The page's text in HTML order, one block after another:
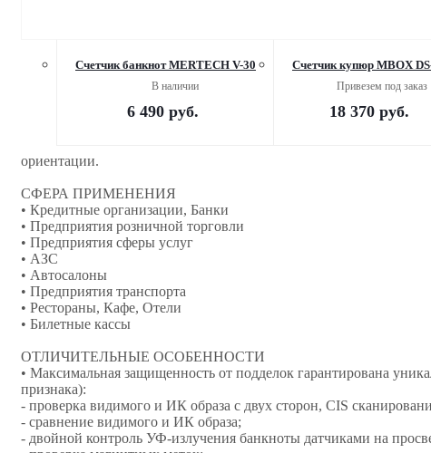
Счетчик банкнот MERTECH V-30
В наличии
6 490руб.
Счетчик купюр MBOX
Привезем под заказ
18 370 руб.
ориентации.
СФЕРА ПРИМЕНЕНИЯ
• Кредитные организации, Банки
• Предприятия розничной торговли
• Предприятия сферы услуг
• АЗС
• Автосалоны
• Предприятия транспорта
• Рестораны, Кафе, Отели
• Билетные кассы
ОТЛИЧИТЕЛЬНЫЕ ОСОБЕННОСТИ
• Максимальная защищенность от подделок гарантирована
признака):
- проверка видимого и ИК образа с двух сторон, CIS
- сравнение видимого и ИК образа;
- двойной контроль УФ-излучения банкноты датчиками на